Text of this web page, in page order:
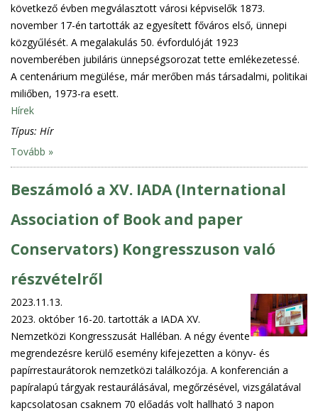
következő évben megválasztott városi képviselők 1873.
november 17-én tartották az egyesített főváros első, ünnepi
közgyűlését. A megalakulás 50. évfordulóját 1923
novemberében jubiláris ünnepségsorozat tette emlékezetessé.
A centenárium megülése, már merőben más társadalmi, politikai
miliőben, 1973-ra esett.
Hírek
Típus: Hír
Tovább »
Beszámoló a XV. IADA (International
Association of Book and paper
Conservators) Kongresszuson való
részvételről
2023.11.13.
2023. október 16-20. tartották a IADA XV.
Nemzetközi Kongresszusát Halléban. A négy évente
megrendezésre kerülő esemény kifejezetten a könyv- és
papírrestaurátorok nemzetközi találkozója. A konferencián a
papíralapú tárgyak restaurálásával, megőrzésével, vizsgálatával
kapcsolatosan csaknem 70 előadás volt hallható 3 napon